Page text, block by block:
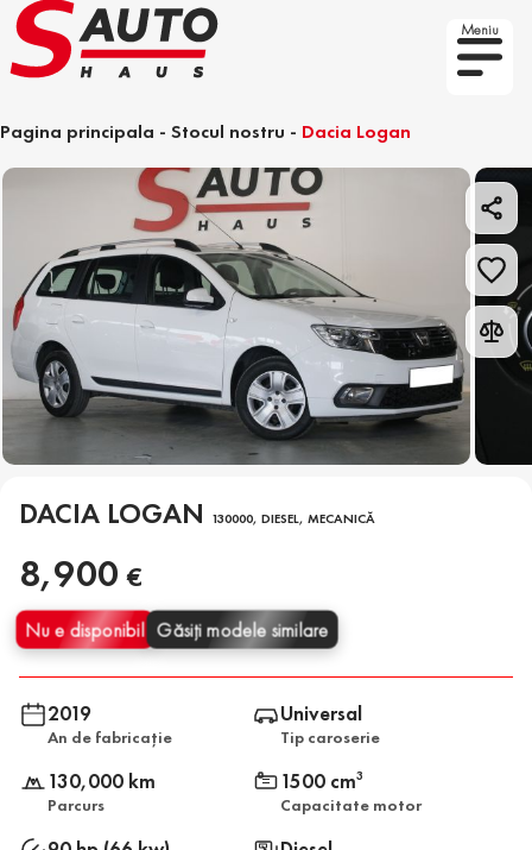
Meniu
Pagina principala - Stocul nostru - Dacia Logan
DACIA LOGAN 130000, DIESEL, MECANICĂ
8,900 €
Nu e disponibil Găsiți modele similare
2019
An de fabricație
Universal
Tip caroserie
130,000 km
Parcurs
1500 cm3
Capacitate motor